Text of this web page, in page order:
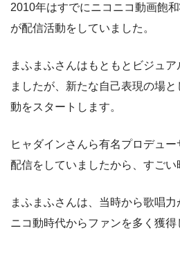
2010年はすでにニコニコ動画飽
が配信活動をしていました。
まふまふさんはもともとビジュ
ましたが、新たな自己表現の場
動をスタートします。
ヒャダインさんら有名プロデュ
配信をしていましたから、すごい
まふまふさんは、当時から歌唱
ニコ動時代からファンを多く獲得